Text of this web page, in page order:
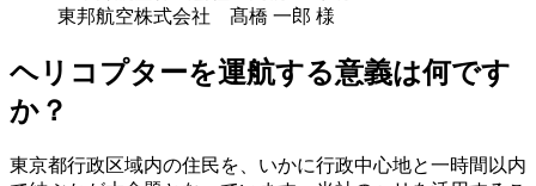
東邦航空株式会社 髙橋 一郎 様
ヘリコプターを運航する意義は何です
か？
東京都行政区域内の住民を、いかに行政中心地と一時間以内